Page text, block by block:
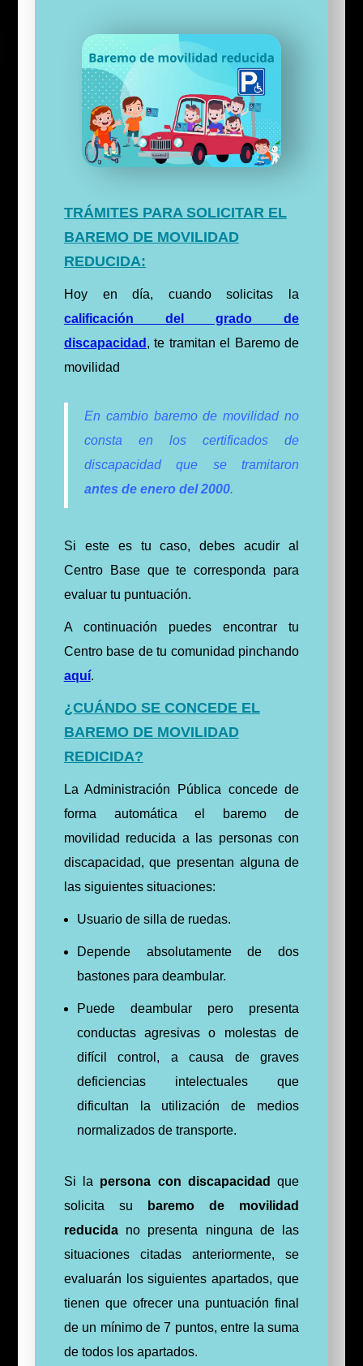
TRÁMITES PARA SOLICITAR EL
BAREMO DE MOVILIDAD
REDUCIDA:
Hoy en día, cuando solicitas la
calificación del grado de
discapacidad , te tramitan el Baremo de
movilidad
En cambio baremo de movilidad no
consta en los certificados de
discapacidad que se tramitaron
antes de enero del 2000.
Si este es tu caso, debes acudir al
Centro Base que te corresponda para
evaluar tu puntuación.
A continuación puedes encontrar tu
Centro base de tu comunidad pinchando
aquí.
¿CUÁNDO SE CONCEDE EL
BAREMO DE MOVILIDAD
REDICIDA?
La Administración Pública concede de
forma automática el baremo de
movilidad reducida a las personas con
discapacidad, que presentan alguna de
las siguientes situaciones:
Usuario de silla de ruedas.
Depende absolutamente de dos
bastones para deambular.
Puede deambular pero presenta
conductas agresivas o molestas de
difícil control, a causa de graves
deficiencias intelectuales que
dificultan la utilización de medios
normalizados de transporte.
Si la persona con discapacidad
que
solicita su
baremo de movilidad
reducidano presenta ninguna de las
situaciones citadas anteriormente, se
evaluarán los siguientes apartados, que
tienen que ofrecer una puntuación final
de un mínimo de 7 puntos, entre la suma
de todos los apartados.